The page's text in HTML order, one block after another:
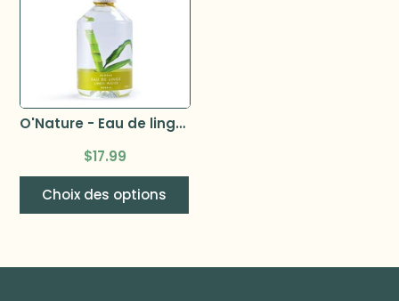
O'Nature - Eau de linge 500ml
$17.99
Choix des options